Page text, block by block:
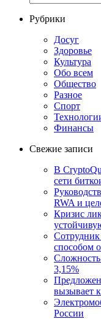
Рубрики
Досуг
Здоровье
Культура
Обо всем
Общество
Разное
Спорт
Финансы
Свежие записи
В
сети
RWA и
Кризис
способом
Сложность
3,15%
вызывает
России